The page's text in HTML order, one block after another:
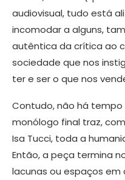
audiovisual, tudo está
incomodar a alguns,
autêntica da crítica ao
sociedade que nos
ter e ser o que nos
Contudo, não há tempo
monólogo final traz,
Isa Tucci, toda a
Então, a peça termina
lacunas ou espaços